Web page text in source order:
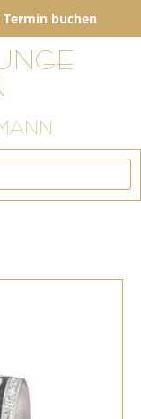
Termin buchen